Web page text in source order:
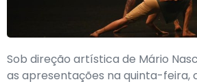
Sob direção artística de Mário
as apresentações na quinta-feira,